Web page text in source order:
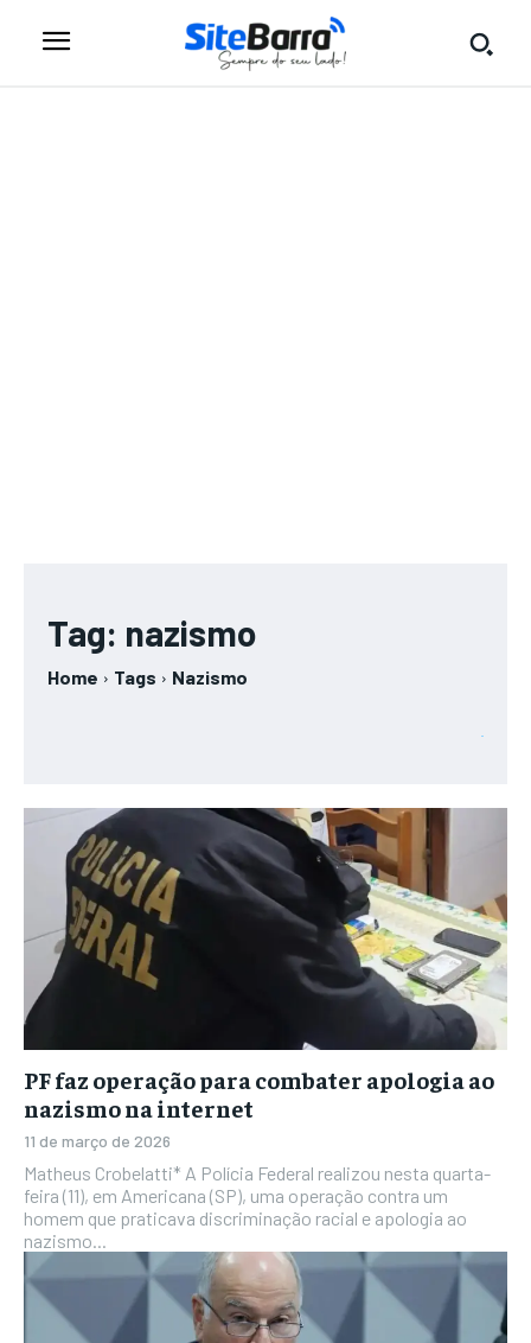
Tag: nazismo
Home Tags Nazismo
PF faz operação para combater apologia ao
nazismo na internet
11 de março de 2026
Matheus Crobelatti* A Polícia Federal realizou nesta quarta-
feira (11), em Americana (SP), uma operação contra um
homem que praticava discriminação racial e apologia ao
nazismo...